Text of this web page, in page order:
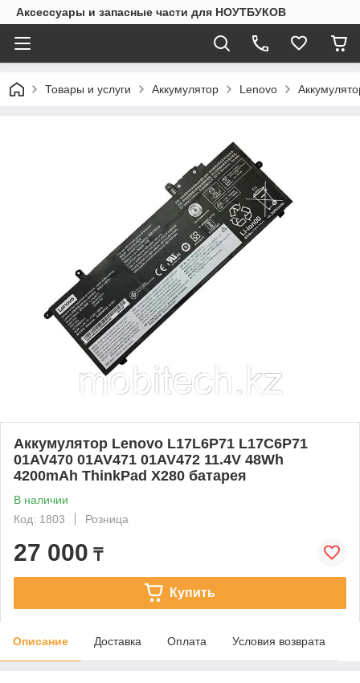
Аксессуары и запасные части для НОУТБУКОВ
Товары и услуги Аккумулятор Lenovo
Аккумулятор Lenovo L17L6P71 L17C6P71
01AV470 01AV471 01AV472 11.4V 48Wh
4200mAh ThinkPad X280 батарея
В наличии
Код: 1803
Розница
27 000 ₸
Купить
Описание Доставка Оплата Условия возврата